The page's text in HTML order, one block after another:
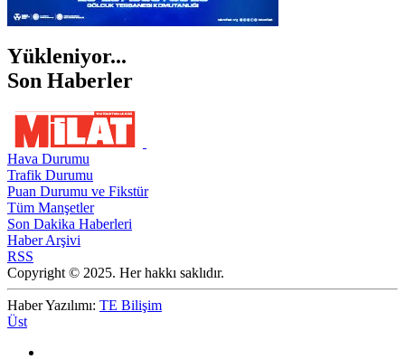
Yükleniyor...
Son Haberler
Hava Durumu
Trafik Durumu
Puan Durumu ve Fikstür
Tüm Manşetler
Son Dakika Haberleri
Haber Arşivi
RSS
Copyright © 2025. Her hakkı saklıdır.
Haber Yazılımı: TE Bilişim
Üst